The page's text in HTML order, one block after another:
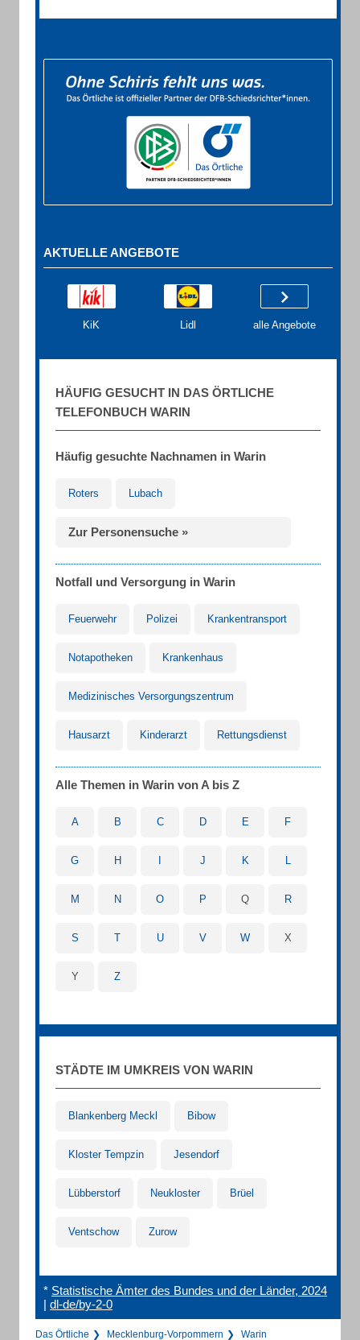
AKTUELLE ANGEBOTE
KiK Lidl alle Angebote
HÄUFIG GESUCHT IN DAS ÖRTLICHE
TELEFONBUCH WARIN
Häufig gesuchte Nachnamen in Warin
Roters Lubach
Zur Personensuche »
Notfall und Versorgung in Warin
Feuerwehr Polizei Krankentransport
Notapotheken Krankenhaus
Medizinisches Versorgungszentrum
Hausarzt Kinderarzt Rettungsdienst
Alle Themen in Warin von A bis Z
A B C D E F
G H J K L
M N O P Q R
S T U V W X
Y Z
STÄDTE IM UMKREIS VON WARIN
Blankenberg Meckl Bibow
Kloster Tempzin Jesendorf
Lübberstorf Neukloster Brüel
Ventschow Zurow
* Statistische Ämter des Bundes und der Länder, 2024
| dl-de/by-2-0
Das Örtliche Mecklenburg-Vorpommern Warin